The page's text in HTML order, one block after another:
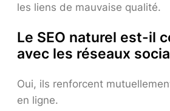
les liens de mauvaise qualité.
Le SEO naturel est-il
avec les réseaux
Oui, ils renforcent
en ligne.